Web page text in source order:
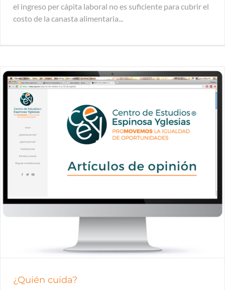
el ingreso per cápita laboral no es suficiente para cubrir el
costo de la canasta alimentaria...
¿Quién cuida?